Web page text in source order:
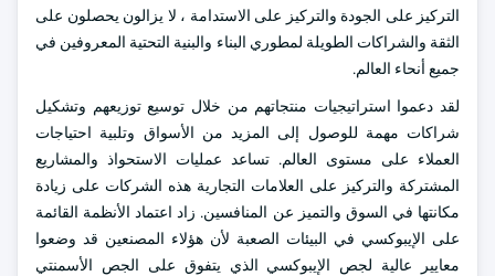
التركيز على الجودة والتركيز على الاستدامة ، لا يزالون يحصلون على
الثقة والشراكات الطويلة لمطوري البناء والبنية التحتية المعروفين في
جميع أنحاء العالم.
لقد دعموا استراتيجيات منتجاتهم من خلال توسيع توزيعهم وتشكيل
شراكات مهمة للوصول إلى المزيد من الأسواق وتلبية احتياجات
العملاء على مستوى العالم. تساعد عمليات الاستحواذ والمشاريع
المشتركة والتركيز على العلامات التجارية هذه الشركات على زيادة
مكانتها في السوق والتميز عن المنافسين. زاد اعتماد الأنظمة القائمة
على الإيبوكسي في البيئات الصعبة لأن هؤلاء المصنعين قد وضعوا
معايير عالية لجص الإيبوكسي الذي يتفوق على الجص الأسمنتي